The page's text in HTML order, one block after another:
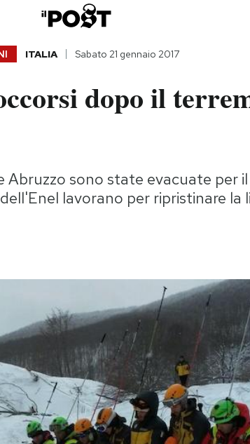
ITALIA Sabato 21 gennaio 2017
dopo il
Abruzzo sono state evacuate per
lavorano per ripristinare la